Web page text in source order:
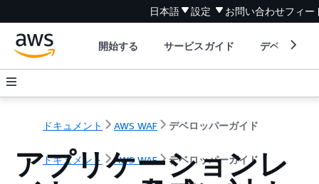
日本語 設定 お問い合わせフィー
開始する サービスガイド デベロッパ
ドキュメント AWS WAF デベロッパーガイド
ドキュメント AWS WAF デベロッパーガイド
アプリケーションレ